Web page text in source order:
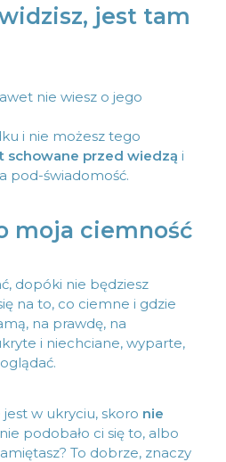
jest tam
nie wiesz o jego
i nie możesz tego
schowane przed wiedzą i
pod-świadomość.
moja ciemność
dopóki nie będziesz
na to, co ciemne i gdzie
na prawdę, na
i niechciane, wyparte,
w ukryciu, skoro nie
podobało ci się to, albo
To dobrze, znaczy